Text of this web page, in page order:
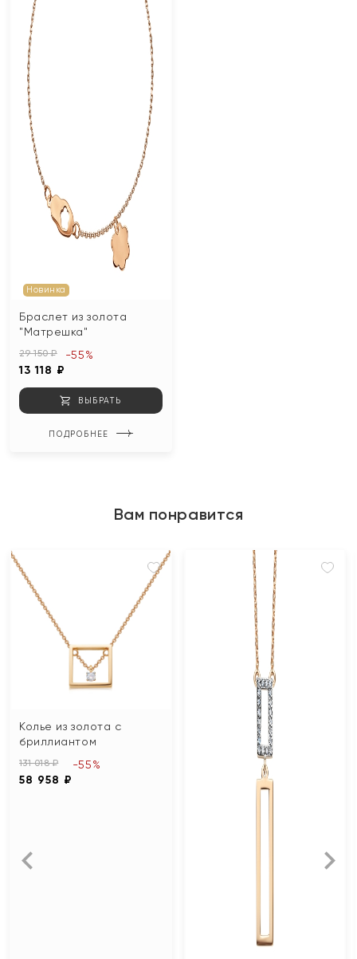
Новинка
Браслет из золота
"Матрешка"
29 150 ₽
13 118 ₽
-55%
ВЫБРАТЬ
ПОДРОБНЕЕ
Вам понравится
Колье из золота с
бриллиантом
131 018 ₽
58 958 ₽
-55%